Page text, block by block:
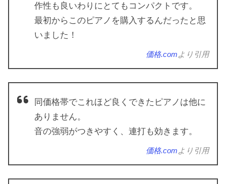
作性も良いわりにとてもコンパクトです。
最初からこのピアノを購入するんだったと思
いました！
価格.com より引用
同価格帯でこれほど良くできたピアノは他に
ありません。
音の強弱がつきやすく、連打も効きます。
価格.com より引用